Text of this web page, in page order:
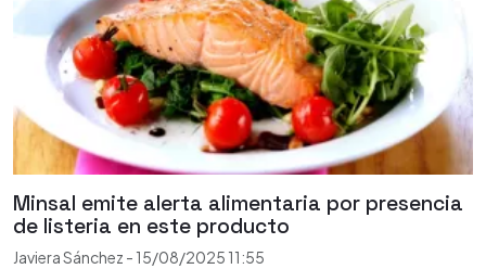
Minsal emite alerta alimentaria por presencia
de listeria en este producto
Javiera Sánchez - 15/08/2025 11:55